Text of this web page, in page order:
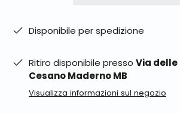
Disponibile per spedizione
Ritiro disponibile presso Via delle
Cesano Maderno MB
Visualizza informazioni sul negozio